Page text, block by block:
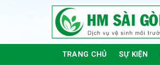
TRANG CHỦ SỰ KIỆN